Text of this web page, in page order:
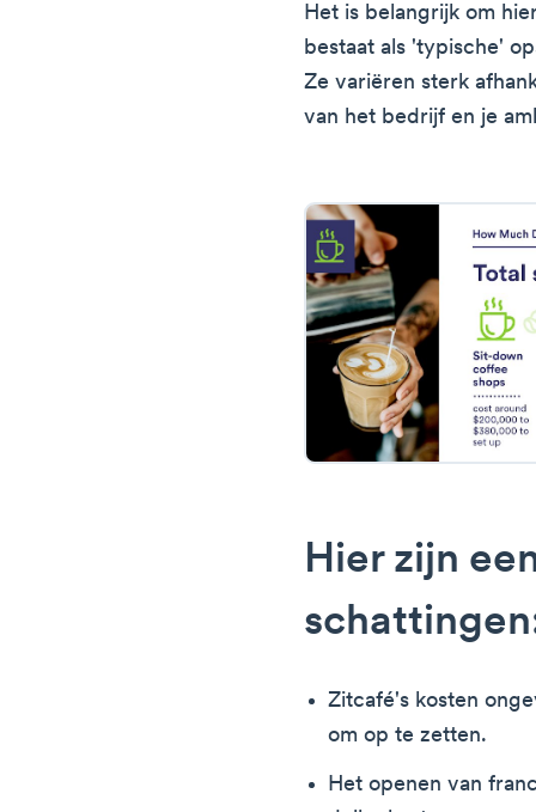
Het is belangrijk om
bestaat als 'typische'
Ze variëren sterk
van het bedrijf en je
Hier zijn
Zitcafé's kosten
om op te zetten.
Het openen van